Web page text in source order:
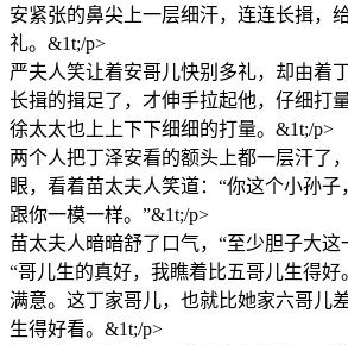
安紧张的鼻尖上一层细汗，连连长揖，
礼。&1t;/p>
严夫人笑让着安哥儿快别多礼，却由着
长揖的揖足了，才伸手拉起他，仔细打
徐太太也上上下下细细的打量。&1t;/p>
两个人把丁泽安看的额头上都一层汗了
眼，看着苗太夫人笑道：“你这个小孙子
跟你一模一样。”&1t;/p>
苗太夫人暗暗舒了口气，“至少胆子大这
“哥儿生的真好，我瞧着比五哥儿生得好
满意。这丁家哥儿，也就比她家六哥儿
生得好看。&1t;/p>